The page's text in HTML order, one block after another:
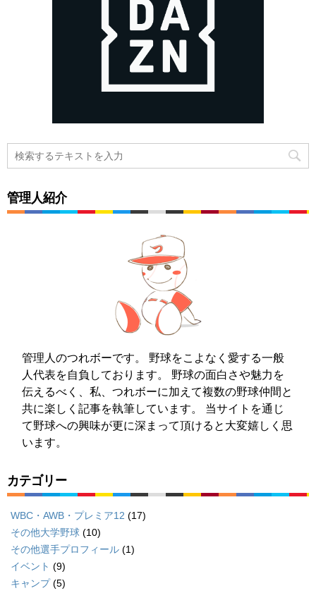
管理人紹介
管理人のつれボーです。 野球をこよなく愛する一般
人代表を自負しております。 野球の面白さや魅力を
伝えるべく、私、つれボーに加えて複数の野球仲間と
共に楽しく記事を執筆しています。 当サイトを通じ
て野球への興味が更に深まって頂けると大変嬉しく思
います。
カテゴリー
WBC・AWB・プレミア12 (17)
その他大学野球 (10)
その他選手プロフィール (1)
イベント (9)
キャンプ(5)